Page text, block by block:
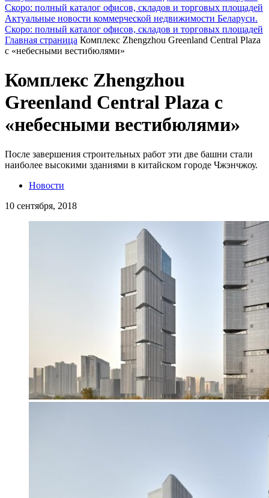
Скоро: полный каталог офисов, складов и торговых площадей
Актуальные новости коммерческой недвижимости Беларуси.
Скоро: полный каталог офисов, складов и торговых площадей
Главная страница Комплекс Zhengzhou Greenland Central Plaza
с «небесными вестибюлями»
Комплекс Zhengzhou
Greenland Central Plaza с
«небесными вестибюлями»
После завершения строительных работ эти две башни стали
наиболее высокими зданиями в китайском городе Чжэнчжоу.
Новости
10 сентября, 2018